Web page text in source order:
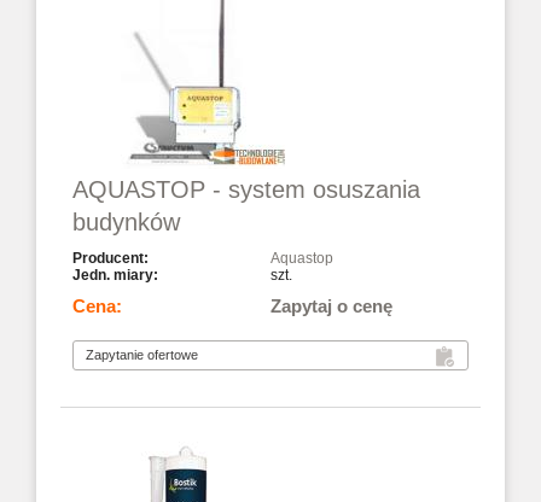
AQUASTOP - system osuszania
budynków
Aquastop
szt.
Zapytaj o cenę